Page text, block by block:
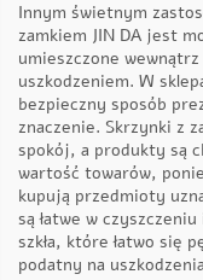
Innym świetnym
zamkiem JIN DA jest
umieszczone
uszkodzeniem. W
bezpieczny sposób
znaczenie. Skrzynki z
spokój, a produkty są
wartość towarów,
kupują przedmioty
są łatwe w
szkła, które łatwo się
podatny na